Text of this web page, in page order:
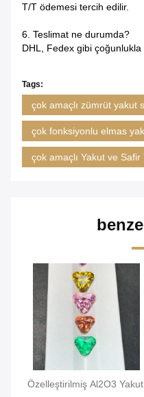
T/T ödemesi tercih edilir.
6. Teslimat ne durumda?
DHL, Fedex gibi
Tags:
çok amaçlı zümrüt yakut
çok fonksiyonlu elmas
çok amaçlı Yakut ve Safir
Özelleştirilmiş Al2O3 Yakut